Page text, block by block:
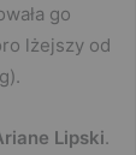
go
lżejszy od
Lipski.